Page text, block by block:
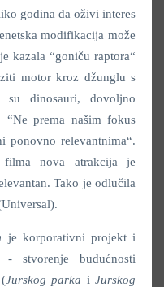
godina da oživi interes
modifikacija može
kazala “goniču raptora“
motor kroz džunglu s
dinosauri, dovoljno
“Ne prema našim fokus
ponovno relevantnima“.
nova atrakcija je
Tako je odlučila
je korporativni projekt i
stvorenje budućnosti
Jurskog parka iJurskog